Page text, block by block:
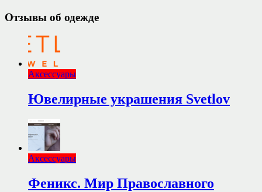
Отзывы об одежде
Аксессуары
Ювелирные украшения Svetlov
Аксессуары
Феникс. Мир Православного